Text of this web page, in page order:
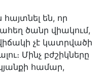
են, որ
ծանր վիակում,
չէ կատրվածի
Մինչ բժշիկները
համար,